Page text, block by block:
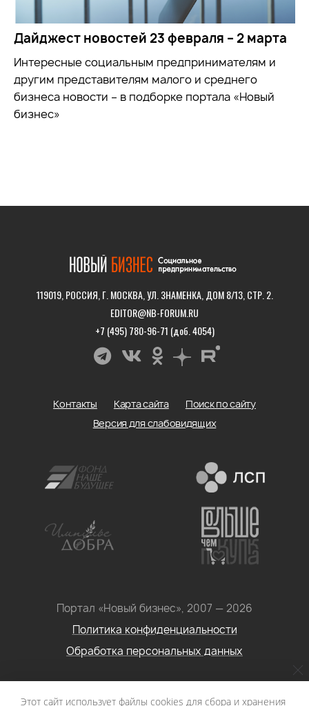
Дайджест новостей 23 февраля – 2 марта
Интересные социальным предпринимателям и
другим представителям малого и среднего
бизнеса новости – в подборке портала «Новый
бизнес»
119019, РОССИЯ, Г. МОСКВА, УЛ. ЗНАМЕНКА, ДОМ 8/13, СТР. 2.
EDITOR@NB-FORUM.RU
+7 (495) 780-96-71 (доб. 4054)
Портал «Новый бизнес», 2007 — 2026
Политика конфиденциальности
Обработка персональных данных
Контакты Карта сайта
Поиск по сайту
Версия для слабовидящих
Условия использования информации с сайта: Материалы
Этот сайт использует файлы cookies для сбора и хранения